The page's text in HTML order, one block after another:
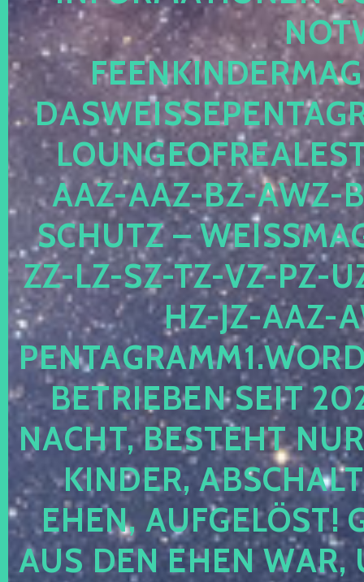
AZ-AAZ-BZ-AWZ-
CHUTZ –
-LZ-SZ-TZ-VZ-PZ-UZ-
-JZ-AAZ-
TRIEBEN SEIT 2024
CHT, BESTEHT NUR
NDER,
EN, AUFGELÖST!
S DEN EHEN WAR,